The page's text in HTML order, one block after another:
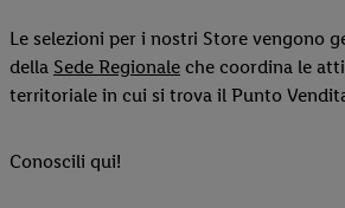
Le selezioni per i nostri Store vengono
della Sede Regionale che coordina le
territoriale in cui si trova il Punto
Conoscili qui!